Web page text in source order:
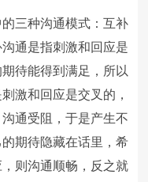
三种沟通模式：互补
通是指刺激和回应是
待能得到满足，所以
激和回应是交叉的，
通受阻，于是产生不
期待隐藏在话里，希
则沟通顺畅，反之就